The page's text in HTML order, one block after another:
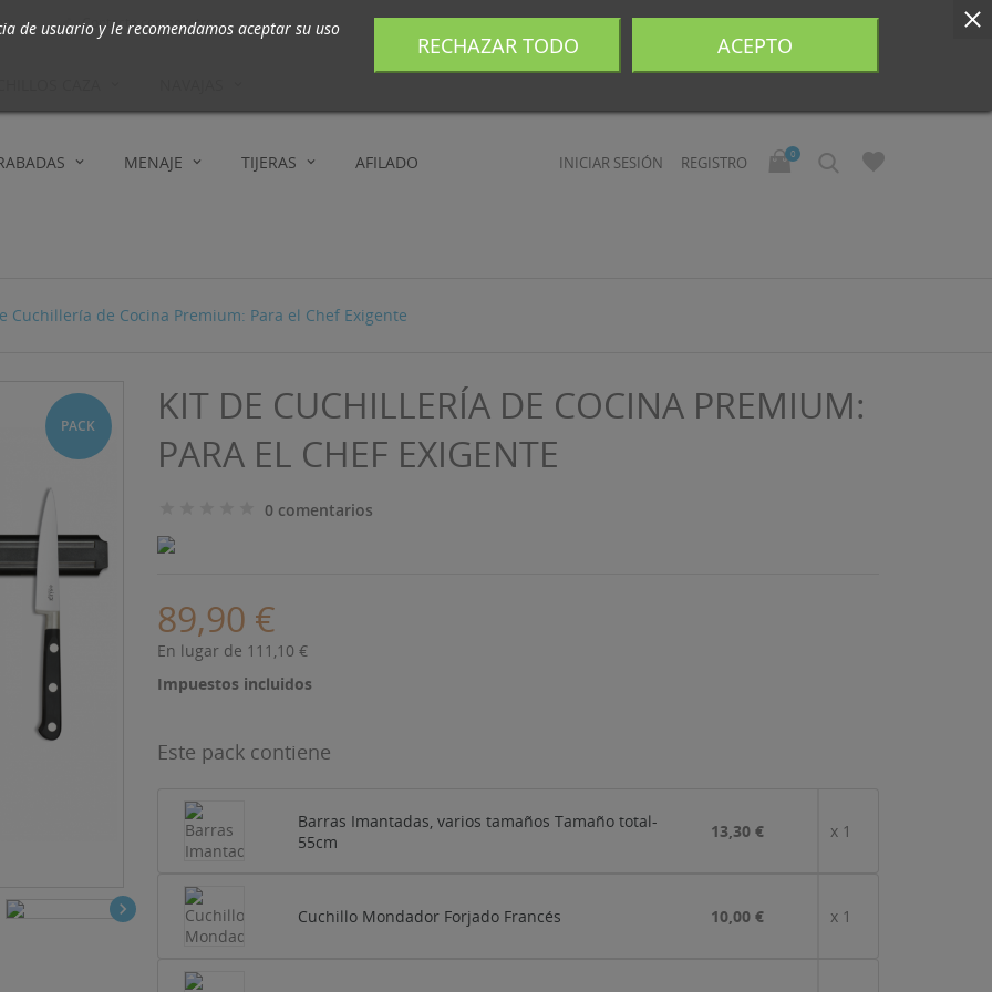
 Contacte con nosotros
MENAJE TIJERAS AFILADO INICIAR SESIÓN REGISTRO
0
Cuchillería de Cocina Premium: Para el Chef Exigente
PACK

KIT DE CUCHILLERÍA DE COCINA PREMIUM:
PARA EL CHEF EXIGENTE
0 comentarios
89,90 €
En lugar de 111,10 €
Impuestos incluidos
Este pack contiene
Barras Imantadas, varios tamaños Tamaño total-
55cm
13,30 € x 1
Cuchillo Mondador Forjado Francés 10,00 € x 1
de usuario y le recomendamos aceptar su uso
RECHAZAR TODO ACEPTO